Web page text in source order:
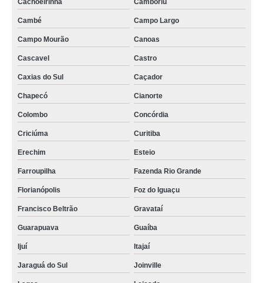
Cachoeirinha Camboriú
Cambé Campo Largo
Campo Mourão Canoas
Cascavel Castro
Caxias do Sul Caçador
Chapecó Cianorte
Colombo Concórdia
Criciúma Curitiba
Erechim Esteio
Farroupilha Fazenda Rio Grande
Florianópolis Foz do Iguaçu
Francisco Beltrão Gravataí
Guarapuava Guaíba
Ijuí Itajaí
Jaraguá do Sul Joinville